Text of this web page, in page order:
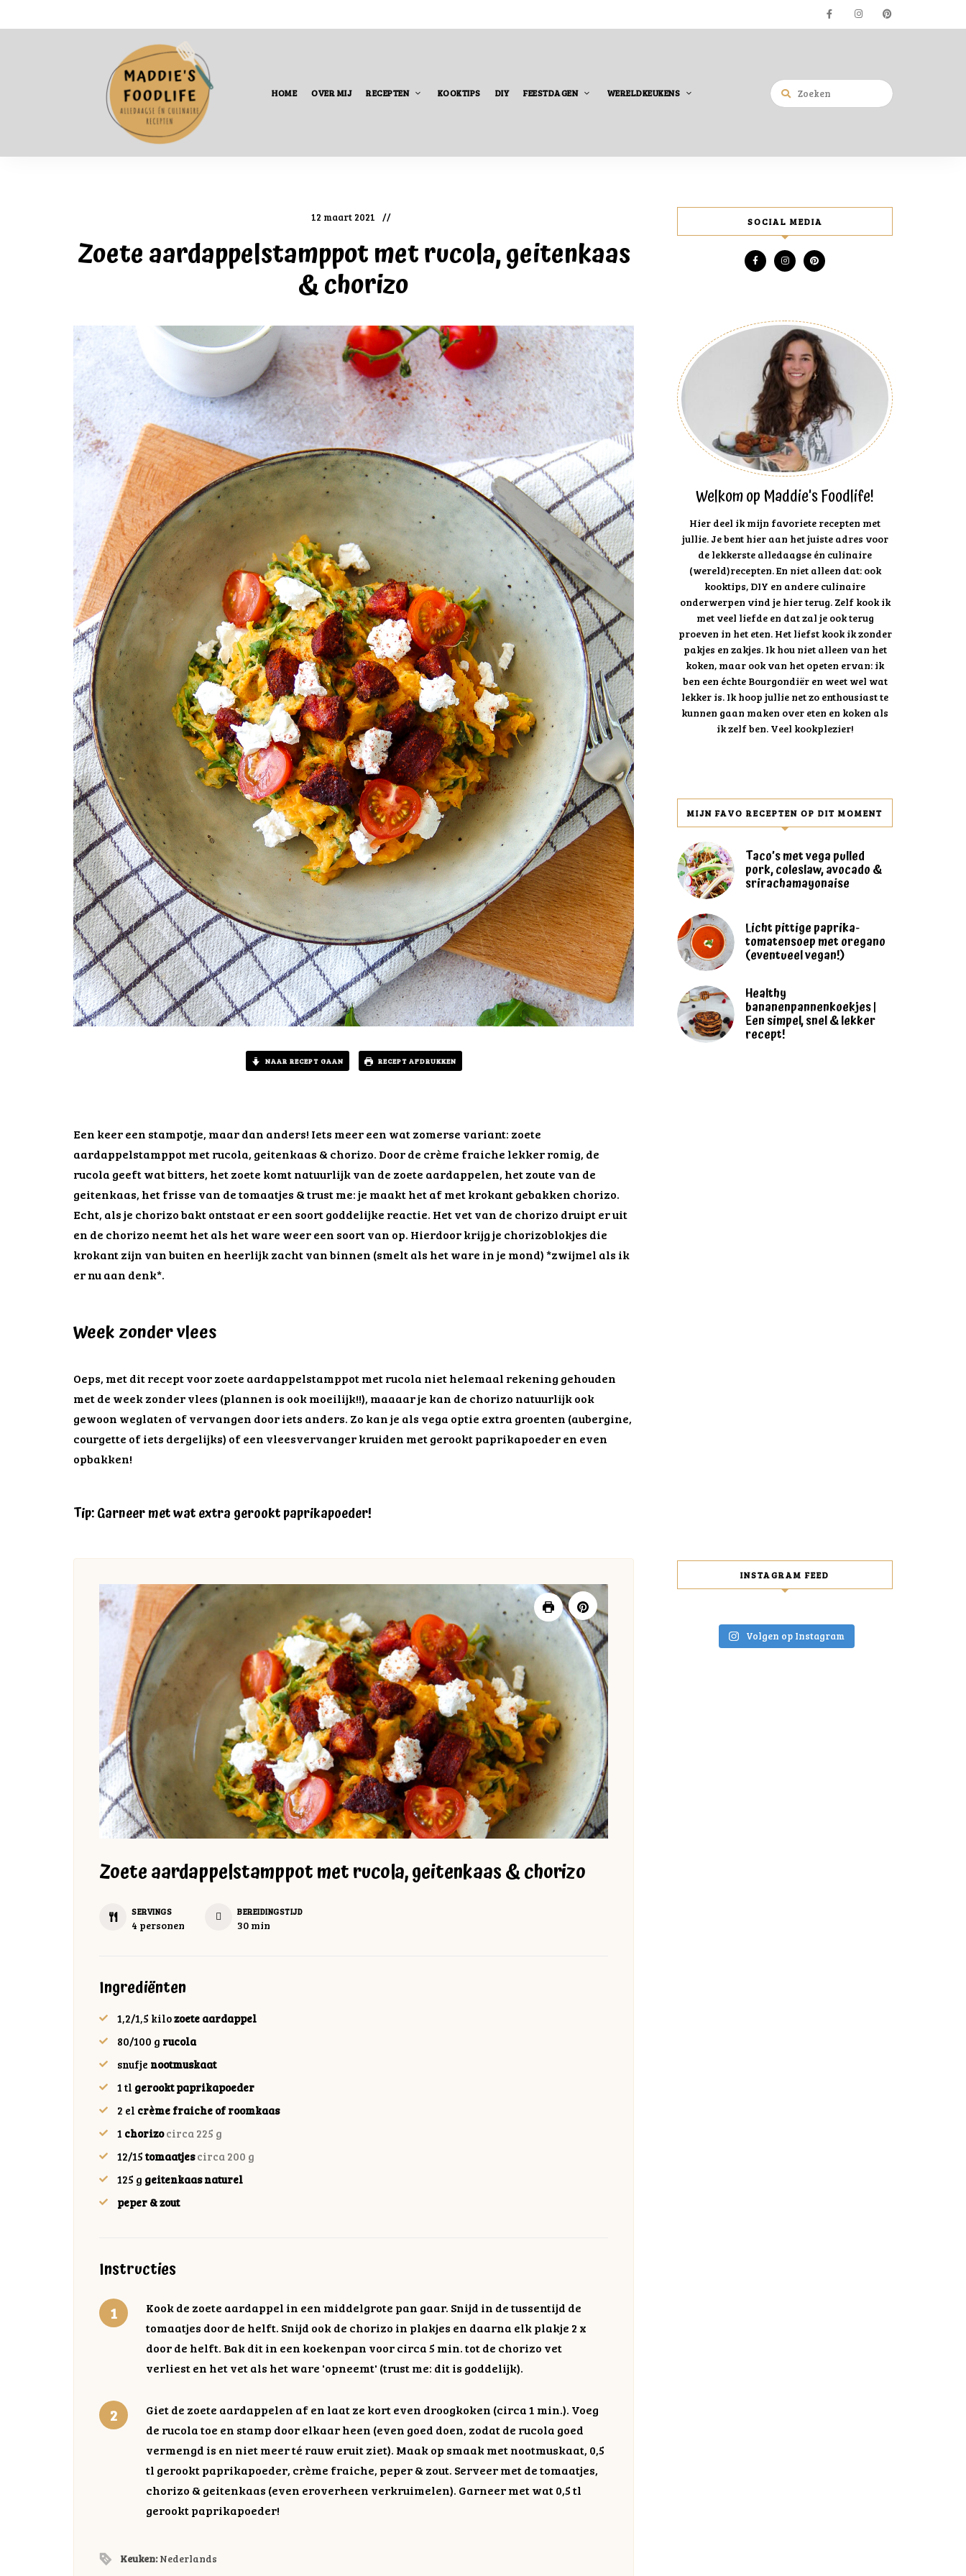
Alledaagse
HOME OVER MIJ RECEPTEN KOOKTIPS DIY FEESTDAGEN WERELDKEUKENS
12 maart 2021
Zoete aardappelstamppot met rucola, geitenkaas
& chorizo
NAAR RECEPT GAAN RECEPT AFDRUKKEN
Een keer een stampotje, maar dan anders! Iets meer een wat zomerse variant: zoete
aardappelstamppot met rucola, geitenkaas & chorizo. Door de crème fraiche lekker romig, de
rucola geeft wat bitters, het zoete komt natuurlijk van de zoete aardappelen, het zoute van de
geitenkaas, het frisse van de tomaatjes & trust me: je maakt het af met krokant gebakken chorizo.
Echt, als je chorizo bakt ontstaat er een soort goddelijke reactie. Het vet van de chorizo druipt er uit
en de chorizo neemt het als het ware weer een soort van op. Hierdoor krijg je chorizoblokjes die
krokant zijn van buiten en heerlijk zacht van binnen (smelt als het ware in je mond) *zwijmel als ik
er nu aan denk*.
Week zonder vlees
Oeps, met dit recept voor zoete aardappelstamppot met rucola niet helemaal rekening gehouden
met de week zonder vlees (plannen is ook moeilijk!!), maaaar je kan de chorizo natuurlijk ook
gewoon weglaten of vervangen door iets anders. Zo kan je als vega optie extra groenten (aubergine,
courgette of iets dergelijks) of een vleesvervanger kruiden met gerookt paprikapoeder en even
opbakken!
Tip: Garneer met wat extra gerookt paprikapoeder!
Zoete aardappelstamppot met rucola, geitenkaas & chorizo
SERVINGS
4 personen
BEREIDINGSTIJD
30minuten
min
Ingrediënten
1,2/1,5 kilozoete aardappel
80/100 g rucola
snufje nootmuskaat
1 tl gerookt paprikapoeder
2 el crème fraiche of roomkaas
1 chorizo circa 225 g
12/15 tomaatjes circa 200 g
125 g geitenkaas naturel
peper & zout
Instructies
Kook de zoete aardappel in een middelgrote pan gaar. Snijd in de tussentijd de
tomaatjes door de helft. Snijd ook de chorizo in plakjes en daarna elk plakje 2 x
door de helft. Bak dit in een koekenpan voor circa 5 min. tot de chorizo vet
verliest en het vet als het ware 'opneemt' (trust me: dit is goddelijk).
Giet de zoete aardappelen af en laat ze kort even droogkoken (circa 1 min.). Voeg
de rucola toe en stamp door elkaar heen (even goed doen, zodat de rucola goed
vermengd is en niet meer té rauw eruit ziet). Maak op smaak met nootmuskaat, 0,5
tl gerookt paprikapoeder, crème fraiche, peper & zout. Serveer met de tomaatjes,
chorizo & geitenkaas (even eroverheen verkruimelen). Garneer met wat 0,5 tl
gerookt paprikapoeder!
Keuken:Nederlands
SOCIAL MEDIA
Welkom op Maddie's Foodlife!
Hier deel ik mijn favoriete recepten met
jullie. Je bent hier aan het juiste adres voor
de lekkerste alledaagse én culinaire
(wereld)recepten. En niet alleen dat: ook
kooktips, DIY en andere culinaire
onderwerpen vind je hier terug. Zelf kook ik
met veel liefde en dat zal je ook terug
proeven in het eten. Het liefst kook ik zonder
pakjes en zakjes. Ik hou niet alleen van het
koken, maar ook van het opeten ervan: ik
ben een échte Bourgondiër en weet wel wat
lekker is. Ik hoop jullie net zo enthousiast te
kunnen gaan maken over eten en koken als
ik zelf ben. Veel kookplezier!
MIJN FAVO RECEPTEN OP DIT MOMENT
Taco’s met vega pulled
pork, coleslaw, avocado &
srirachamayonaise
Licht pittige paprika-
tomatensoep met oregano
(eventueel vegan!)
Healthy
bananenpannenkoekjes |
Een simpel, snel & lekker
recept!
INSTAGRAM FEED
Volgen op Instagram